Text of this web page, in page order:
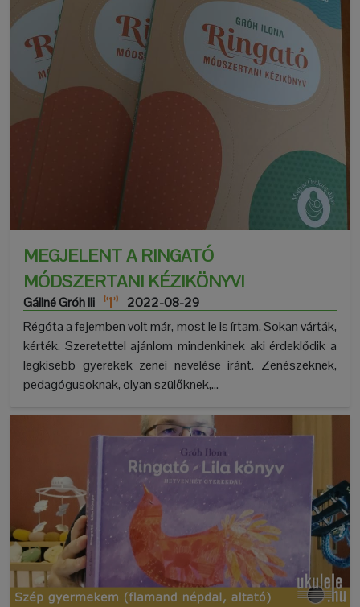
MEGJELENT A RINGATÓ
MÓDSZERTANI KÉZIKÖNYV!
Gállné Gróh Ili
2022-08-29
Régóta a fejemben volt már, most le is írtam. Sokan várták,
kérték. Szeretettel ajánlom mindenkinek aki érdeklődik a
legkisebb gyerekek zenei nevelése iránt. Zenészeknek,
pedagógusoknak, olyan szülőknek,...